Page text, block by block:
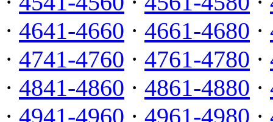
· 4641-4660 · 4661-4680 ·
· 4741-4760 · 4761-4780 ·
· 4841-4860 · 4861-4880 ·
· 4941-4960 · 4961-4980 ·